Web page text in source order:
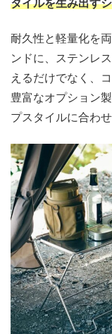
タイルを生み出す
耐久性と軽量化を
ンドに、ステンレ
えるだけでなく、
豊富なオプション
プスタイルに合わ